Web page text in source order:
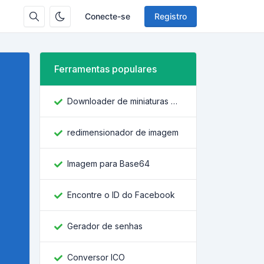
Conecte-se Registro
Ferramentas populares
Downloader de miniaturas do YouTube
redimensionador de imagem
Imagem para Base64
Encontre o ID do Facebook
Gerador de senhas
Conversor ICO